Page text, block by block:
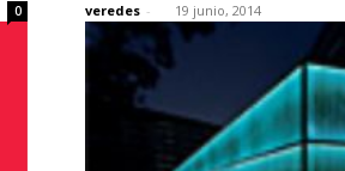
0 veredes - 19 junio, 2014